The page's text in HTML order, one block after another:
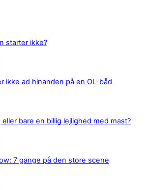
starter ikke?
ikke ad hinanden på en OL-båd
eller bare en billig lejlighed med mast?
7 gange på den store scene